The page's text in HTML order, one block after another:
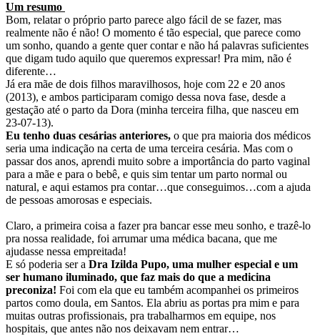
Um resumo
Bom, relatar o próprio parto parece algo fácil de se fazer, mas
realmente não é não! O momento é tão especial, que parece como
um sonho, quando a gente quer contar e não há palavras suficientes
que digam tudo aquilo que queremos expressar! Pra mim, não é
diferente…
Já era mãe de dois filhos maravilhosos, hoje com 22 e 20 anos
(2013), e ambos participaram comigo dessa nova fase, desde a
gestação até o parto da Dora (minha terceira filha, que nasceu em
23-07-13).
Eu tenho duas cesárias anteriores, o que pra maioria dos médicos
seria uma indicação na certa de uma terceira cesária. Mas com o
passar dos anos, aprendi muito sobre a importância do parto vaginal
para a mãe e para o bebê, e quis sim tentar um parto normal ou
natural, e aqui estamos pra contar…que conseguimos…com a ajuda
de pessoas amorosas e especiais.
Claro, a primeira coisa a fazer pra bancar esse meu sonho, e trazê-lo
pra nossa realidade, foi arrumar uma médica bacana, que me
ajudasse nessa empreitada!
E só poderia ser a Dra Izilda Pupo, uma mulher especial e um
ser humano iluminado, que faz mais do que a medicina
preconiza! Foi com ela que eu também acompanhei os primeiros
partos como doula, em Santos. Ela abriu as portas pra mim e para
muitas outras profissionais, pra trabalharmos em equipe, nos
hospitais, que antes não nos deixavam nem entrar…